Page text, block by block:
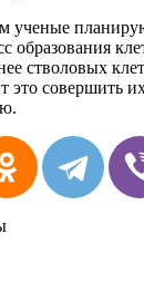
ученые
образования
стволовых
это совершить